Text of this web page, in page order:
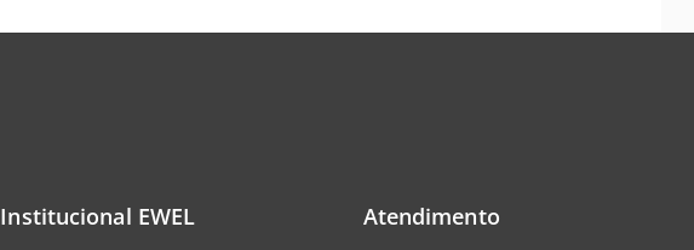
Institucional EWEL Atendimento